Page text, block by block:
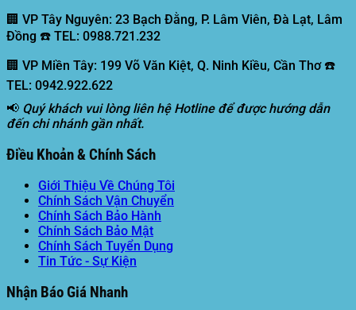
🏢 VP Tây Nguyên: 23 Bạch Đằng, P. Lâm Viên, Đà Lạt, Lâm
Đồng ☎️ TEL: 0988.721.232
🏢 VP Miền Tây: 199 Võ Văn Kiệt, Q. Ninh Kiều, Cần Thơ ☎️
TEL: 0942.922.622
📢 Quý khách vui lòng liên hệ Hotline để được hướng dẫn
đến chi nhánh gần nhất.
Điều Khoản & Chính Sách
Giới Thiệu Về Chúng Tôi
Chính Sách Vận Chuyển
Chính Sách Bảo Hành
Chính Sách Bảo Mật
Chính Sách Tuyển Dụng
Tin Tức - Sự Kiện
Nhận Báo Giá Nhanh